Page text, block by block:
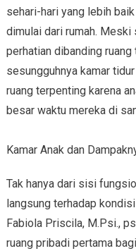
sehari-hari yang lebih
dimulai dari rumah.
perhatian dibanding ruang
sesungguhnya kamar
ruang terpenting karena
besar waktu mereka di
Kamar Anak dan
Tak hanya dari sisi
langsung terhadap
Fabiola Priscila, M.Psi.,
ruang pribadi pertama